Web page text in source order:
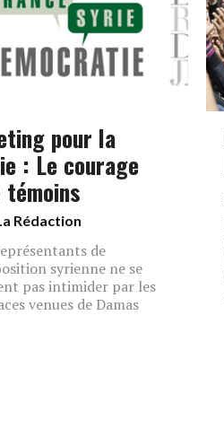
pour la
: Le courage
témoins
Rédaction
de
syrienne ne se
pas intimider par les
venues de Damas